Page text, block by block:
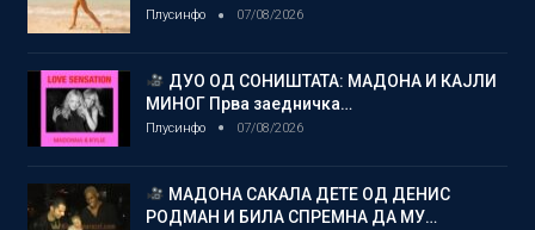
Плусинфо 07/08/2026
ДУО ОД СОНИШТАТА: МАДОНА И КАЈЛИ
МИНОГ Прва заедничка…
Плусинфо 07/08/2026
МАДОНА САКАЛА ДЕТЕ ОД ДЕНИС
РОДМАН И БИЛА СПРЕМНА ДА МУ…